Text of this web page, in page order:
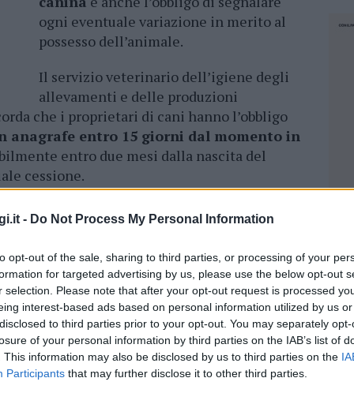
- Do Not Process My Personal Information
opt-out of the sale, sharing to third parties, or processing of your
for targeted advertising by us, please use the below opt-out
selection. Please note that after your opt-out request is processed
interest-based ads based on personal information utilized by us
to third parties prior to your opt-out. You may separately
of your personal information by third parties on the IAB’s list of
This information may also be disclosed by us to third parties on the
Participants that may further disclose it to other third parties.
ogni eventuale variazione in merito al
possesso dell’animale.
Il servizio veterinario dell’igiene degli
allevamenti e delle produzioni
che i proprietari di cani hanno l’obbligo
anagrafe entro 15 giorni dal momento in
entro due mesi dalla nascita del
cessione.
variazioni, come la proprietà, il luogo di
furto e anche il decesso, possono essere
degli allevamenti e delle produzioni
la struttura San Giovanni di Dio; è
il numero 0789/ 552220 o
; ma anche ai Comuni
libero professionisti autorizzati.
canina della Assl di Olbia?